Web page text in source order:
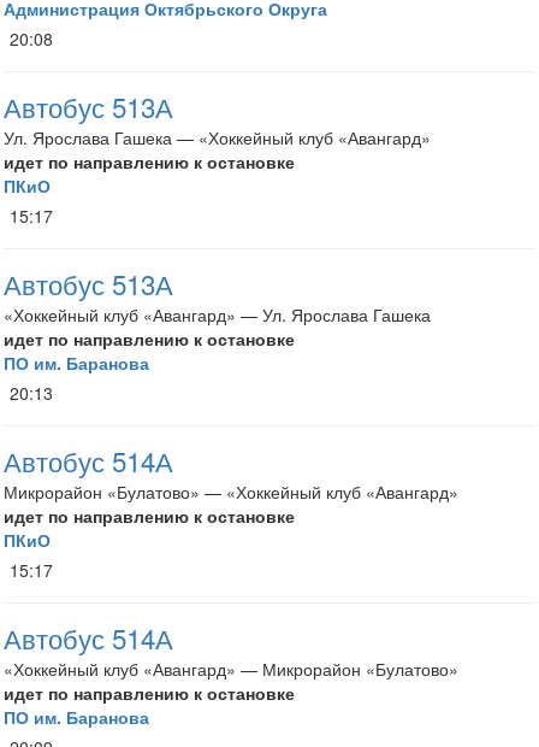
Администрация Октябрьского Округа
20:08
Автобус 513А
Ул. Ярослава Гашека — «Хоккейный клуб «Авангард»
идет по направлению к остановке
ПКиО
15:17
Автобус 513А
«Хоккейный клуб «Авангард» — Ул. Ярослава Гашека
идет по направлению к остановке
ПО им. Баранова
20:13
Автобус 514А
Микрорайон «Булатово» — «Хоккейный клуб «Авангард»
идет по направлению к остановке
ПКиО
15:17
Автобус 514А
«Хоккейный клуб «Авангард» — Микрорайон «Булатово»
идет по направлению к остановке
ПО им. Баранова